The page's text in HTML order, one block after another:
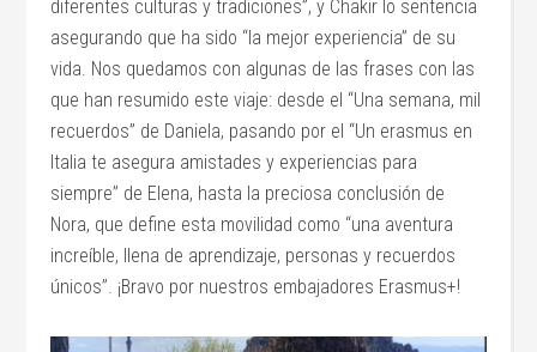
diferentes culturas y tradiciones”, y Chakir lo sentencia
asegurando que ha sido “la mejor experiencia” de su
vida. Nos quedamos con algunas de las frases con las
que han resumido este viaje: desde el “Una semana, mil
recuerdos” de Daniela, pasando por el “Un erasmus en
Italia te asegura amistades y experiencias para
siempre” de Elena, hasta la preciosa conclusión de
Nora, que define esta movilidad como “una aventura
increíble, llena de aprendizaje, personas y recuerdos
únicos”. ¡Bravo por nuestros embajadores Erasmus+!